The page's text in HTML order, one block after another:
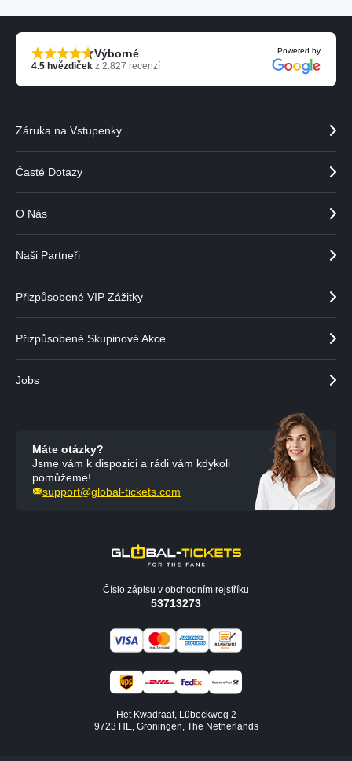
Výborné
4.5 hvězdiček z 2.827 recenzí
Powered by
Záruka na Vstupenky
Časté Dotazy
O Nás
Naši Partneři
Přizpůsobené VIP Zážitky
Přizpůsobené Skupinové Akce
Jobs
Máte otázky?
Jsme vám k dispozici a rádi vám kdykoli
pomůžeme!
support@global-tickets.com
Číslo zápisu v obchodním rejstříku
53713273
Het Kwadraat, Lübeckweg 2
9723 HE, Groningen, The Netherlands